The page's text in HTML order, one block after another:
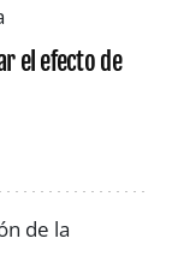
el efecto de